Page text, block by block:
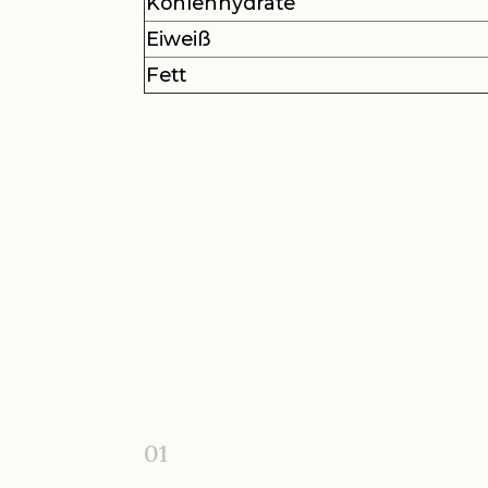
Eiweiß
Fett
01